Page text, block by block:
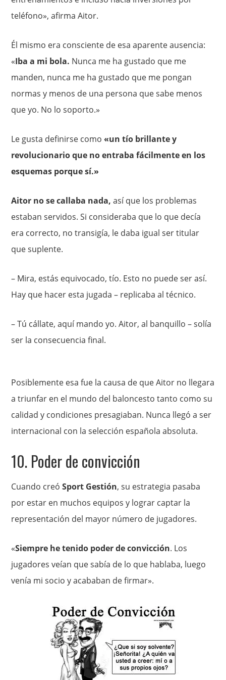
teléfono», afirma Aitor.
Él mismo era consciente de esa aparente ausencia:
«Iba a mi bola. Nunca me ha gustado que me
manden, nunca me ha gustado que me pongan
normas y menos de una persona que sabe menos
que yo. No lo soporto.»
Le gusta definirse como«un tío brillante y
revolucionario que no entraba fácilmente en los
esquemas porque sí.»
Aitor no se callaba nada, así que los problemas
estaban servidos. Si consideraba que lo que decía
era correcto, no transigía, le daba igual ser titular
que suplente.
– Mira, estás equivocado, tío. Esto no puede ser así.
Hay que hacer esta jugada – replicaba al técnico.
– Tú cállate, aquí mando yo. Aitor, al banquillo – solía
ser la consecuencia final.
Posiblemente esa fue la causa de que Aitor no llegara
a triunfar en el mundo del baloncesto tanto como su
calidad y condiciones presagiaban. Nunca llegó a ser
internacional con la selección española absoluta.
10. Poder de convicción
Cuando creóSport Gestión, su estrategia pasaba
por estar en muchos equipos y lograr captar la
representación del mayor número de jugadores.
«Siempre he tenido poder de convicción. Los
jugadores veían que sabía de lo que hablaba, luego
venía mi socio y acababan de firmar».